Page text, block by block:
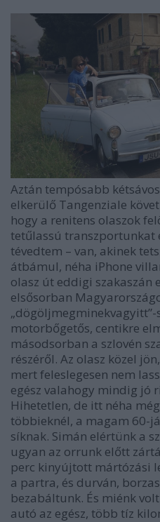
Aztán tempósabb
elkerülő Tangenziale
hogy a renitens olaszok
tetűlassú transzportunkat
tévedtem – van, akinek
átbámul, néha iPhone
olasz út eddigi szakaszán
elsősorban
motorbőgetős, centikre
másodsorban a szlovén
részéről. Az olasz közel
mert feleslegesen nem
egész valahogy mindig jó
Hihetetlen, de itt néha
többieknél, a magam 60-
síknak. Simán elértünk a
ugyan az orrunk előtt
perc kinyújtott mártózási
a partra, és durván,
bezabáltunk. És miénk
autó az egész, több tíz